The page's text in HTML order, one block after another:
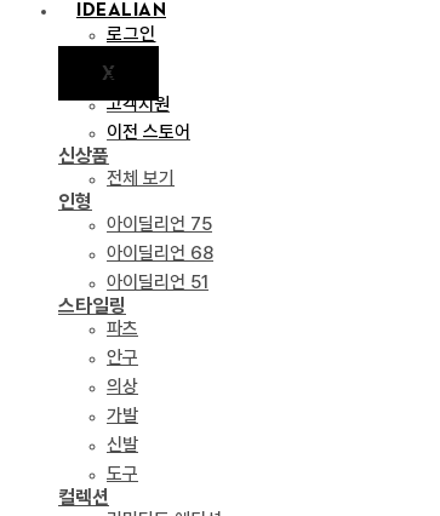
IDEALIAN
로그인
X공지
고객지원
이전 스토어
신상품
전체 보기
인형
아이딜리언 75
아이딜리언 68
아이딜리언 51
스타일링
파츠
안구
의상
가발
신발
도구
컬렉션